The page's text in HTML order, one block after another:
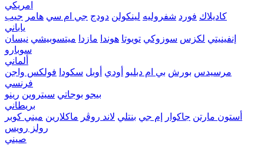
امريكي
كاديلاك فورد شفروليه لينكولن دودج جي ام سي هامر جيب
ياباني
إنفينيتي لكزس سوزوكي تويوتا هوندا مازدا ميتسوبيشي نيسان
سوبارو
ألماني
مرسيدس بورش بي ام دبليو أودي أوبل سكودا فولكس واجن
فرنسي
بيجو بوجاتي سيتروين رينو
بريطاني
أستون مارتن جاكوار إم جي بنتلي لاند روڤر ماكلارين ميني كوبر
رولز رويس
صيني